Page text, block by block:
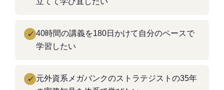
✓ 40時間の講義を180日かけて自分のペースで
学習したい
✓ 元外資系メガバンクのストラテジストの35年